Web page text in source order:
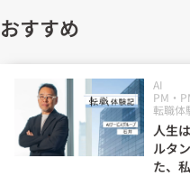
おすすめ
AI
PM・
転職体
人生
ルタ
た、